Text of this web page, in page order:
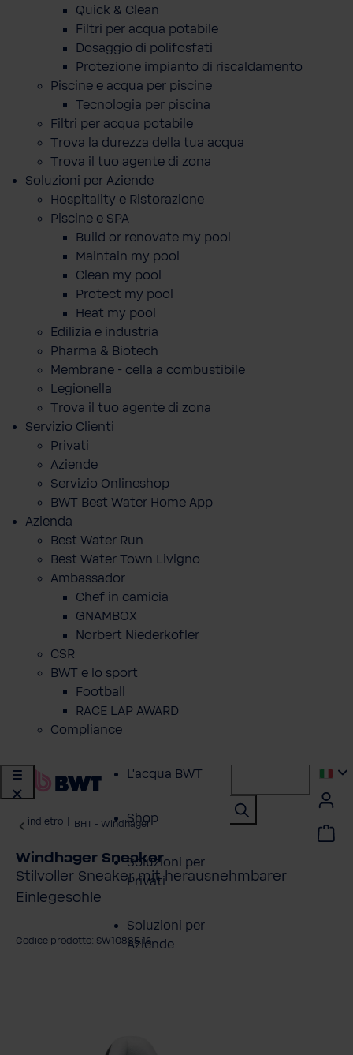
Quick & Clean
Filtri per acqua potabile
Dosaggio di polifosfati
Protezione impianto di riscaldamento
Piscine e acqua per piscine
Tecnologia per piscina
Filtri per acqua potabile
Trova la durezza della tua acqua
Trova il tuo agente di zona
Soluzioni per Aziende
Hospitality e Ristorazione
Piscine e SPA
Build or renovate my pool
Maintain my pool
Clean my pool
Protect my pool
Heat my pool
Edilizia e industria
Pharma & Biotech
Membrane - cella a combustibile
Legionella
Trova il tuo agente di zona
Servizio Clienti
Privati
Aziende
Servizio Onlineshop
BWT Best Water Home App
Azienda
Best Water Run
Best Water Town Livigno
Ambassador
Chef in camicia
GNAMBOX
Norbert Niederkofler
CSR
BWT e lo sport
Football
RACE LAP AWARD
Compliance
L'acqua BWT
Shop
Soluzioni per
Privati
Soluzioni per
Aziende
indietro BHT - Windhager
Windhager Sneaker
Stilvoller Sneaker mit herausnehmbarer
Einlegesohle
Codice prodotto: SW10885.16